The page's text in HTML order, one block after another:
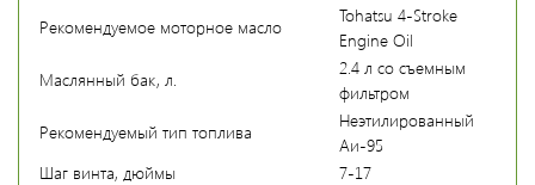
Рекомендуемое моторное масло
Tohatsu 4-Stroke
Engine Oil
Маслянный бак, л.
2.4 л со съемным
фильтром
Рекомендуемый тип топлива
Неэтилированный
Аи-95
Шаг винта, дюймы
7-17